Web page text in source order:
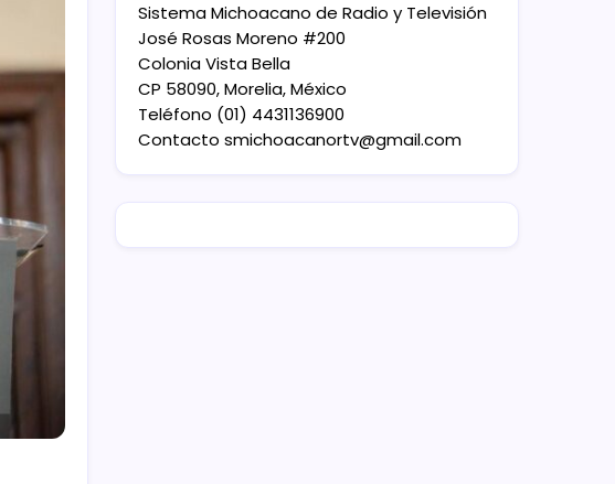
Sistema Michoacano de Radio y Televisión
José Rosas Moreno #200
Colonia Vista Bella
CP 58090, Morelia, México
Teléfono (01) 4431136900
Contacto smichoacanortv@gmail.com